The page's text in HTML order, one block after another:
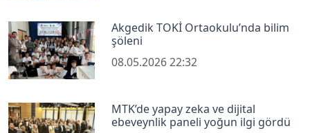
Akgedik TOKİ Ortaokulu’nda bilim
şöleni
08.05.2026 22:32
MTK’de yapay zeka ve dijital
ebeveynlik paneli yoğun ilgi gördü